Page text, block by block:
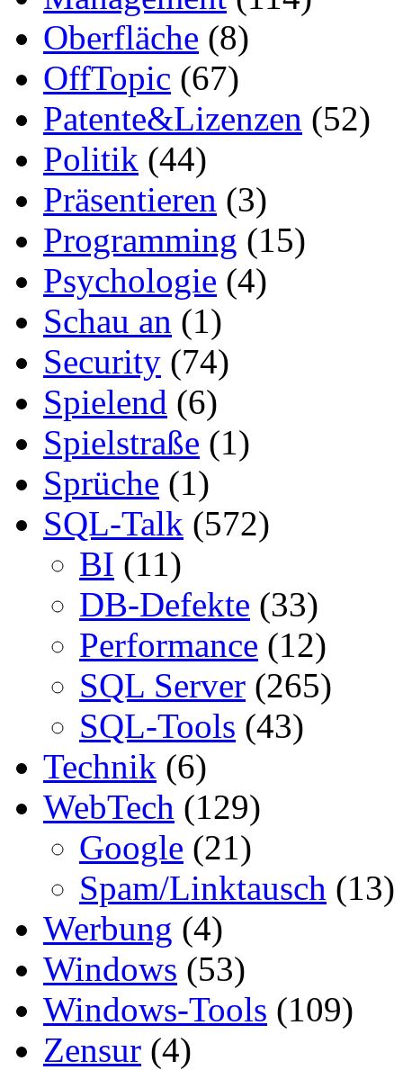
Oberfläche (8)
OffTopic (67)
Patente&Lizenzen (52)
Politik (44)
Präsentieren (3)
Programming (15)
Psychologie (4)
Schau an (1)
Security (74)
Spielend (6)
Spielstraße (1)
Sprüche (1)
SQL-Talk (572)
BI (11)
DB-Defekte (33)
Performance (12)
SQL Server (265)
SQL-Tools (43)
Technik (6)
WebTech (129)
Google (21)
Spam/Linktausch (13)
Werbung (4)
Windows (53)
Windows-Tools (109)
Zensur (4)